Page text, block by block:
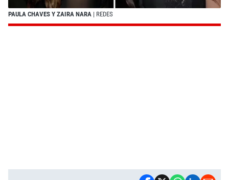
PAULA CHAVES Y ZAIRA NARA | REDES